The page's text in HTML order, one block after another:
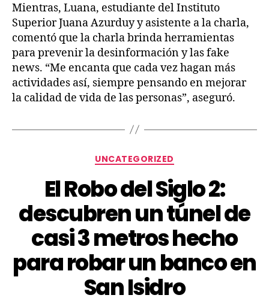
Mientras, Luana, estudiante del Instituto
Superior Juana Azurduy y asistente a la charla,
comentó que la charla brinda herramientas
para prevenir la desinformación y las fake
news. “Me encanta que cada vez hagan más
actividades así, siempre pensando en mejorar
la calidad de vida de las personas”, aseguró.
UNCATEGORIZED
El Robo del Siglo 2:
descubren un túnel de
casi 3 metros hecho
para robar un banco en
San Isidro